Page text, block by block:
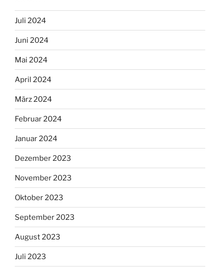
Juli 2024
Juni 2024
Mai 2024
April 2024
März 2024
Februar 2024
Januar 2024
Dezember 2023
November 2023
Oktober 2023
September 2023
August 2023
Juli 2023